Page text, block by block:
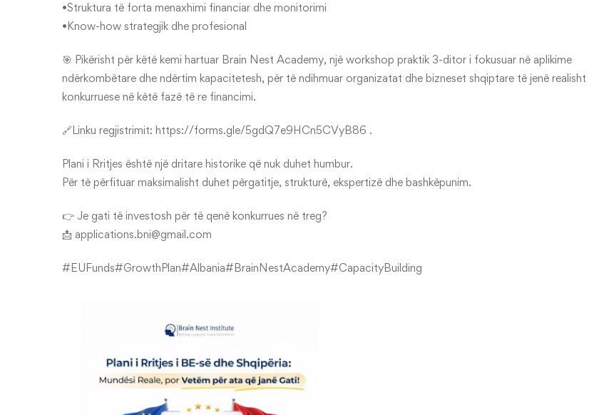
•Struktura të forta menaxhimi financiar dhe monitorimi
•Know-how strategjik dhe profesional
🎯 Pikërisht për këtë kemi hartuar Brain Nest Academy, një workshop praktik 3-ditor i fokusuar në aplikime
ndërkombëtare dhe ndërtim kapacitetesh, për të ndihmuar organizatat dhe bizneset shqiptare të jenë realisht
konkurruese në këtë fazë të re financimi.
🔗Linku regjistrimit: https://forms.gle/5gdQ7e9HCn5CVyB86 .
Plani i Rritjes është një dritare historike që nuk duhet humbur.
Për të përfituar maksimalisht duhet përgatitje, strukturë, ekspertizë dhe bashkëpunim.
👉 Je gati të investosh për të qenë konkurrues në treg?
📩 applications.bni@gmail.com
#EUFunds#GrowthPlan#Albania#BrainNestAcademy#CapacityBuilding